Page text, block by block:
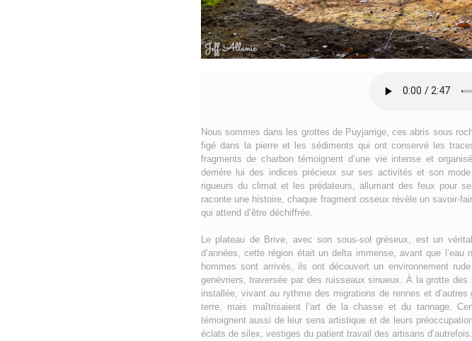
Nous sommes dans les grottes de Puyjarrige, ces abris sous
figé dans la pierre et les sédiments qui ont conservé les
fragments de charbon témoignent d’une vie intense et
derrière lui des indices précieux sur ses activités et son
rigueurs du climat et les prédateurs, allumant des feux pour
raconte une histoire, chaque fragment osseux révèle un savoir-
qui attend d’être déchiffrée.
Le plateau de Brive, avec son sous-sol gréseux, est un
d’années, cette région était un delta immense, avant que
hommes sont arrivés, ils ont découvert un environnement
genévriers, traversée par des ruisseaux sinueux. À la grotte
installée, vivant au rythme des migrations de rennes et
terre, mais maîtrisaient l’art de la chasse et du tannage.
témoignent aussi de leur sens artistique et de leurs
éclats de silex, vestiges du patient travail des artisans d’autrefois.